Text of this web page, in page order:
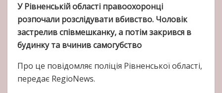
У Рівненській області правоохоронці
розпочали розслідувати вбивство. Чоловік
застрелив співмешканку, а потім закрився в
будинку та вчинив самогубство
Про це повідомляє поліція Рівненської області,
передає RegioNews.